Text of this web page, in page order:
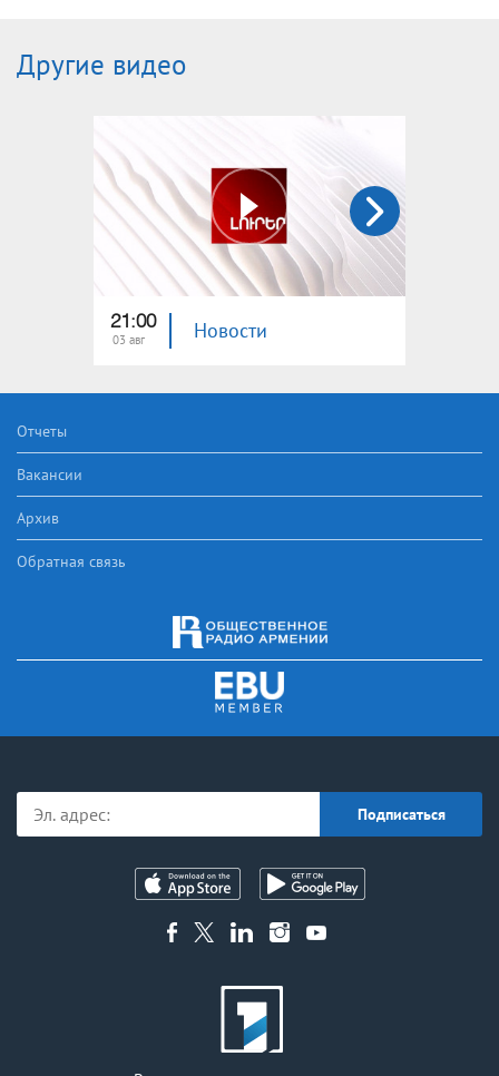
Другие видео
21:00
03 авг Новости
Отчеты
Вакансии
Архив
Обратная связь